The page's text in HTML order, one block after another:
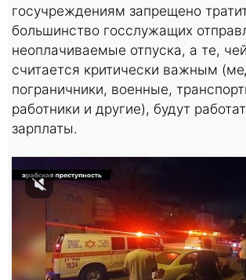
госучреждениям запрещено
большинство госслужащих
неоплачиваемые отпуска, а те,
считается критически важным
пограничники, военные,
работники и другие), будут
зарплаты.